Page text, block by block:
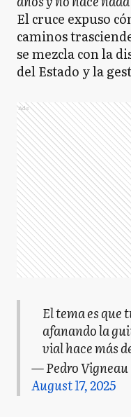
El cruce expuso
caminos
se mezcla con la
del Estado y la
Ads
El tema es que
afanando la
vial hace más
— Pedro Vigneau
August 17, 2025